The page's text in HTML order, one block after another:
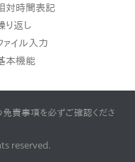
対時間表記
り返し
イル入力
本機能
免責事項を必ずご確認くださ
reserved.